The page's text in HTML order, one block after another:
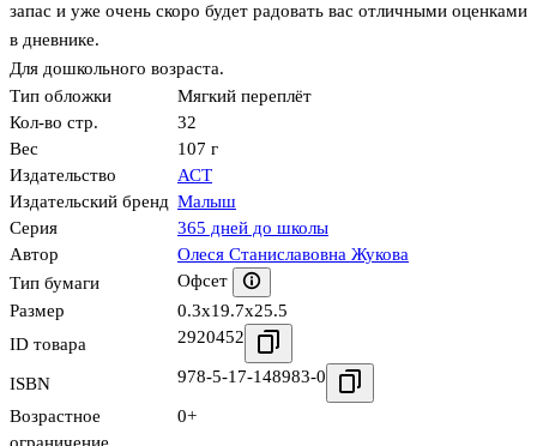
запас и уже очень скоро будет радовать вас отличными оценками
в дневнике.
Для дошкольного возраста.
Тип обложки
Мягкий переплёт
Кол-во стр.
32
Вес
107 г
Издательство
АСТ
Издательский бренд Малыш
Серия
365 дней до школы
Автор
Олеся Станиславовна Жукова
Тип бумаги
Офсет
Размер
0.3x19.7x25.5
ID товара
2920452
ISBN 978-5-17-148983-0
Возрастное
0+